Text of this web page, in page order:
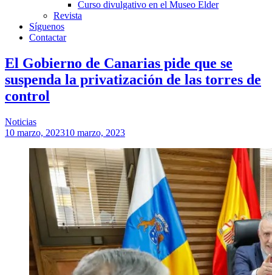
Curso divulgativo en el Museo Elder
Revista
Síguenos
Contactar
El Gobierno de Canarias pide que se
suspenda la privatización de las torres de
control
Noticias
10 marzo, 202310 marzo, 2023